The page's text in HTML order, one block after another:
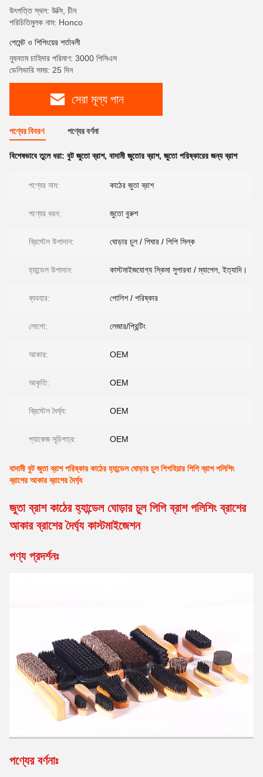
উৎপত্তি স্থল: উক্সি, চীন
পরিচিতিমুলক নাম: Honco
পেমেন্ট ও শিপিংয়ের শর্তাবলী
ন্যূনতম চাহিদার পরিমাণ: 3000 পিসিএস
ডেলিভারি সময়: 25 দিন
সেরা মূল্য পান
পণ্যের বিবরণ পণ্যের বর্ণনা
বিশেষভাবে তুলে ধরা: বুট জুতো ব্রাশ, বাদামী জুতোর ব্রাশ, জুতো পরিষ্কারের জন্য ব্রাশ
পণ্যের নাম: কাঠের জুতা ব্রাশ
পণ্যের ধরন: জুতো বুরুশ
ব্রিস্টেল উপাদান: ঘোড়ার চুল / পিঘার / পিপি সিল্ক
হ্যান্ডেল উপাদান: কাস্টমাইজযোগ্য স্কিমা সুপারবা / ম্যাপেল, ইত্যাদি।
ব্যবহার: পোলিশ / পরিষ্কার
লোগো: লেজার/প্রিন্টিং
আকার: OEM
আকৃতি: OEM
ব্রিস্টেল দৈর্ঘ্য: OEM
প্যাকেজ সূচিপত্র: OEM
বাদামী বুট জুতা ব্রাশ পরিষ্কার কাঠের হ্যান্ডেল ঘোড়ার চুল পিগহিয়ার পিপি ব্রাশ পলিশিং
ব্রাশের আকার ব্রাশের দৈর্ঘ্য
জুতা ব্রাশ কাঠের হ্যান্ডেল ঘোড়ার চুল পিপি ব্রাশ পলিশিং ব্রাশের
আকার ব্রাশের দৈর্ঘ্য কাস্টমাইজেশন
পণ্য প্রদর্শনঃ
পণ্যের বর্ণনাঃ